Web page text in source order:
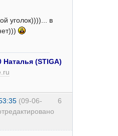
уголок))))... в
Наталья (STIGA)
6
(09-06-